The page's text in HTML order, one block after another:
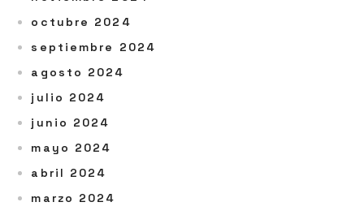
octubre 2024
septiembre 2024
agosto 2024
julio 2024
junio 2024
mayo 2024
abril 2024
marzo 2024